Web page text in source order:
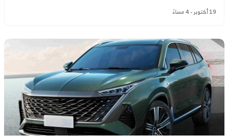
19 أكتوبر - 4 مساءً